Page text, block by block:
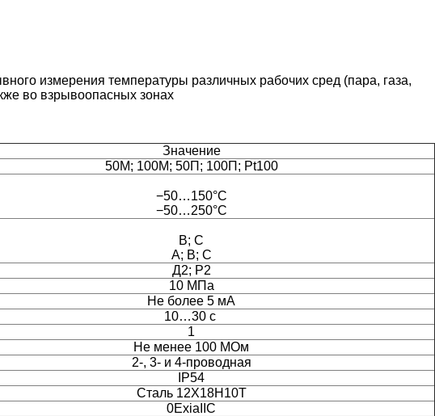
измерения температуры различных рабочих сред (пара, газа,
во взрывоопасных зонах
Значение
50М; 100М; 50П; 100П; Pt100
−50…150°C
−50…250°C
В; С
А; В; С
Д2; Р2
10 МПа
Не более 5 мА
10…30с
1
Не менее 100 МОм
2-, 3- и 4-проводная
IP54
Cталь 12Х18Н10Т
0ExiaIIC